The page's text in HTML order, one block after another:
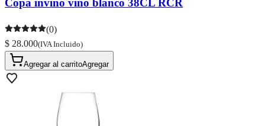
Copa invino vino blanco 38CL RCR
(0)
$ 28.000(IVA Incluido)
Agregar al carritoAgregar